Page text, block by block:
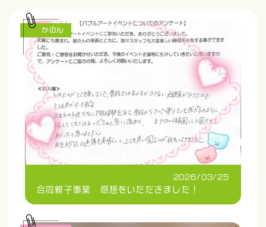
2026/03/25
合同親子事業 感想をいただきました！
かのん